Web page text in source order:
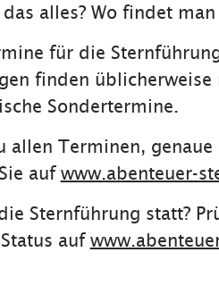
alles? Wo findet
für die
finden
Sondertermine.
allen Terminen,
auf www.abenteuer-
Sternführung statt?
auf